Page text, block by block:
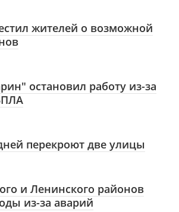
жителей о возможной
остановил работу из-за
перекроют две улицы
и Ленинского районов
из-за аварий